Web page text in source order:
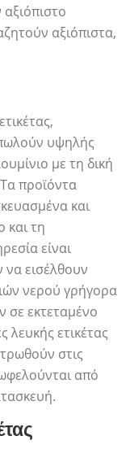
αξιόπιστα,
πωλούν υψηλής
με τη δική
προϊόντα
και
και τη
είναι
να εισέλθουν
νερού γρήγορα
σε εκτεταμένο
λευκής ετικέτας
στις
από